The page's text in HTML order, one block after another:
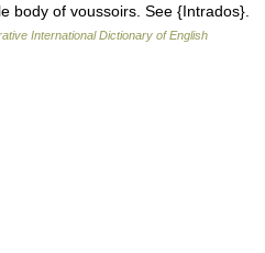
body of voussoirs. See {Intrados}.
International Dictionary of English